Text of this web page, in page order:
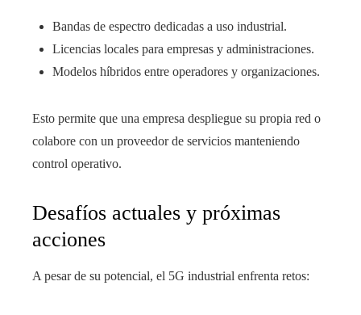
Bandas de espectro dedicadas a uso industrial.
Licencias locales para empresas y administraciones.
Modelos híbridos entre operadores y organizaciones.
Esto permite que una empresa despliegue su propia red o
colabore con un proveedor de servicios manteniendo
control operativo.
Desafíos actuales y próximas
acciones
A pesar de su potencial, el 5G industrial enfrenta retos: